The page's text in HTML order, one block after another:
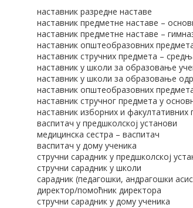
наставник разредне наставе
наставник предметне наставе –
наставник предметне наставе –
наставник општеобразовних
наставник стручних предмета –
наставник у школи за образовање
наставник у школи за образовање
наставник општеобразовних
наставник стручног предмета у
наставник изборних и
васпитач у предшколској установи
медицинска сестра – васпитач
васпитач у дому ученика
стручни сарадник у предшколској
стручни сарадник у школи
сарадник (педагошки, андрагошки
директор/помоћник директора
стручни сарадник у дому ученика